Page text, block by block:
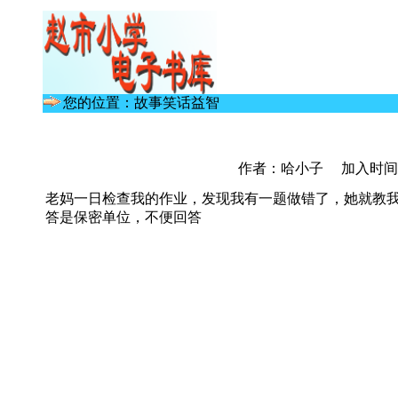
您的位置：故事笑话益智
作者：哈小子 加入时间
老妈一日检查我的作业，发现我有一题做错了，她就教
答是保密单位，不便回答